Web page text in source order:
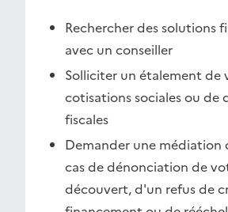
Rechercher des solutions
avec un conseiller
Solliciter un étalement de
cotisations sociales ou de
fiscales
Demander une médiation
cas de dénonciation de
découvert, d'un refus de